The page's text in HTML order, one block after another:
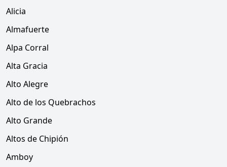
Alicia
Almafuerte
Alpa Corral
Alta Gracia
Alto Alegre
Alto de los Quebrachos
Alto Grande
Altos de Chipión
Amboy